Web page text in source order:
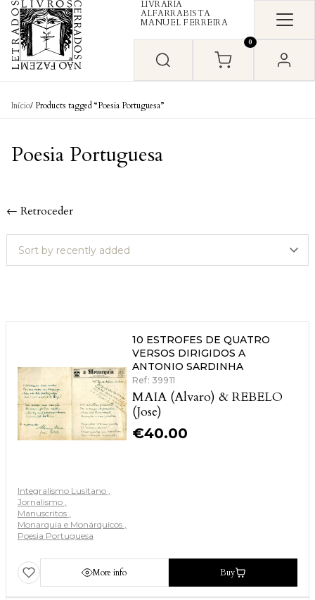
Skip to content
LIVRARIA
ALFARRABISTA
MANUEL FERREIRA
0
Início/ Products tagged “Poesia Portuguesa”
Poesia Portuguesa
← Retroceder
10 ESTROFES DE QUATRO
VERSOS DIRIGIDOS A
ANTONIO SARDINHA
Ref: 39911
MAIA (Alvaro) & REBELO
(Jose)
€40.00
Integralismo Lusitano
Jornalismo
Manuscritos
Monarquia e Monárquicos
Poesia Portuguesa
More info Buy